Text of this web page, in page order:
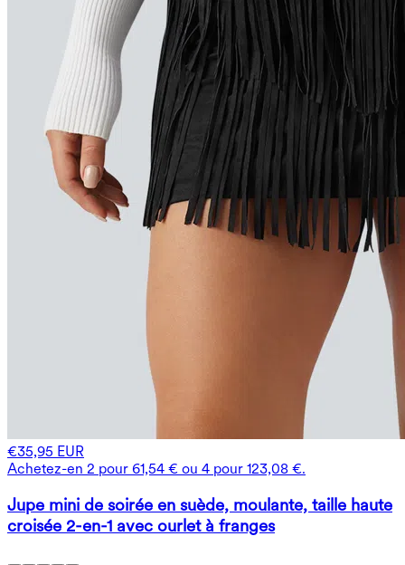
€35,95 EUR
Achetez-en 2 pour 61,54 € ou 4 pour 123,08 €.
Jupe mini de soirée en suède, moulante, taille haute
croisée 2-en-1 avec ourlet à franges